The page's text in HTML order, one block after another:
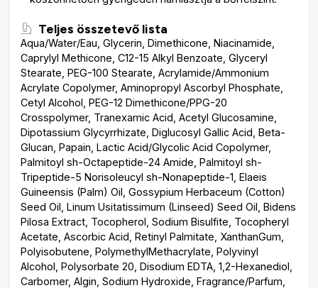
Teljes összetevő lista
Aqua/Water/Eau, Glycerin, Dimethicone, Niacinamide,
Caprylyl Methicone, C12-15 Alkyl Benzoate, Glyceryl
Stearate, PEG-100 Stearate, Acrylamide/Ammonium
Acrylate Copolymer, Aminopropyl Ascorbyl Phosphate,
Cetyl Alcohol, PEG-12 Dimethicone/PPG-20
Crosspolymer, Tranexamic Acid, Acetyl Glucosamine,
Dipotassium Glycyrrhizate, Diglucosyl Gallic Acid, Beta-
Glucan, Papain, Lactic Acid/Glycolic Acid Copolymer,
Palmitoyl sh-Octapeptide-24 Amide, Palmitoyl sh-
Tripeptide-5 Norisoleucyl sh-Nonapeptide-1, Elaeis
Guineensis (Palm) Oil, Gossypium Herbaceum (Cotton)
Seed Oil, Linum Usitatissimum (Linseed) Seed Oil, Bidens
Pilosa Extract, Tocopherol, Sodium Bisulfite, Tocopheryl
Acetate, Ascorbic Acid, Retinyl Palmitate, XanthanGum,
Polyisobutene, PolymethylMethacrylate, Polyvinyl
Alcohol, Polysorbate 20, Disodium EDTA, 1,2-Hexanediol,
Carbomer, Algin, Sodium Hydroxide, Fragrance/Parfum,